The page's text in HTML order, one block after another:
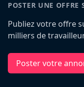
POSTER UNE OFFRE
Publiez votre offre
milliers de
Poster votre